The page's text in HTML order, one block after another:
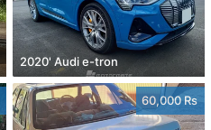
2020' Audi e-tron
60,000 Rs